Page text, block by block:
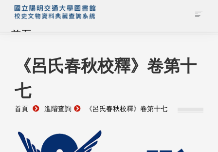
首頁
藏品查詢
校史館簡介
藏品清單全覽
資料調閱申請
《呂氏春秋校釋》卷第十
七
首頁 進階查詢 《呂氏春秋校釋》卷第十七